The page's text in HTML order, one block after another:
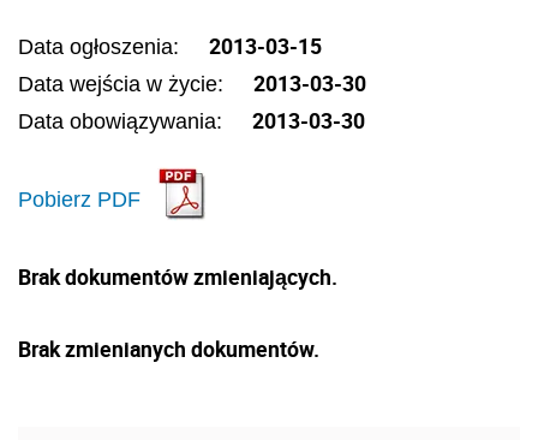
Data ogłoszenia: 2013-03-15
Data wejścia w życie: 2013-03-30
Data obowiązywania: 2013-03-30
Pobierz PDF
Brak dokumentów zmieniających.
Brak zmienianych dokumentów.